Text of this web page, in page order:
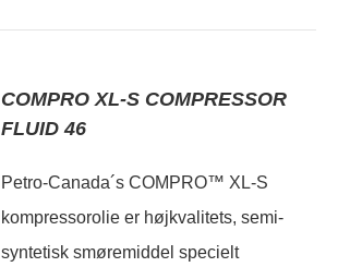
COMPRO XL-S COMPRESSOR
FLUID 46
Petro-Canada´s COMPRO™ XL-S
kompressorolie er højkvalitets, semi-
syntetisk smøremiddel specielt